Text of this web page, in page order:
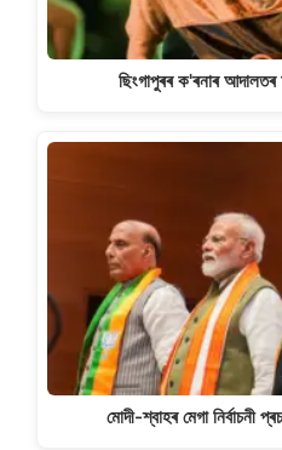
ছিংগাপুৰৰ ক'ৰনাৰ
মোদী-শ্বাহৰ মেগা নিৰ্বাচনী